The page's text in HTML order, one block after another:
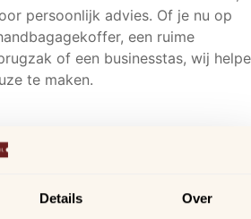
Details Over
persoonlijk advies. Of je nu op
een ruime
of een businesstas, wij
te maken.
voor TUMI?
materialen. De koffers en tassen